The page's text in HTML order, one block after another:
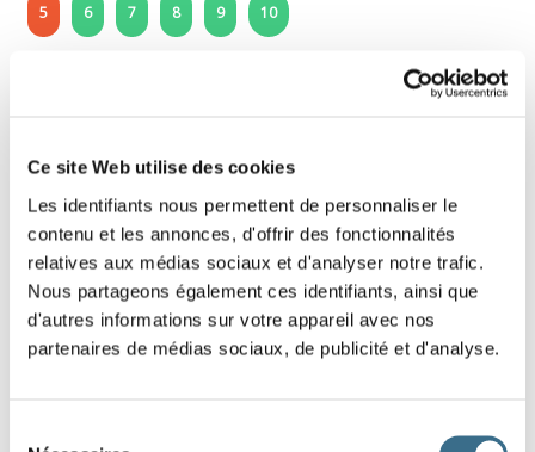
Ce site Web utilise des cookies
Les identifiants nous permettent de personnaliser le
contenu et les annonces, d'offrir des fonctionnalités
relatives aux médias sociaux et d'analyser notre trafic.
Nous partageons également ces identifiants, ainsi que
d'autres informations sur votre appareil avec nos
partenaires de médias sociaux, de publicité et d'analyse.
5 6 7 8 9 10
5 - Learn french: Letters in disorder!
the letters in the right order to reconstruct that
word.